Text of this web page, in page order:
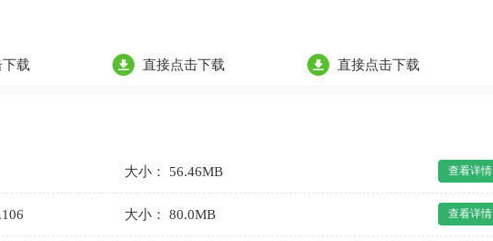
下载 直接点击下载 直接点击下载
大小： 56.46MB 查看详情
大小： 80.0MB 查看详情